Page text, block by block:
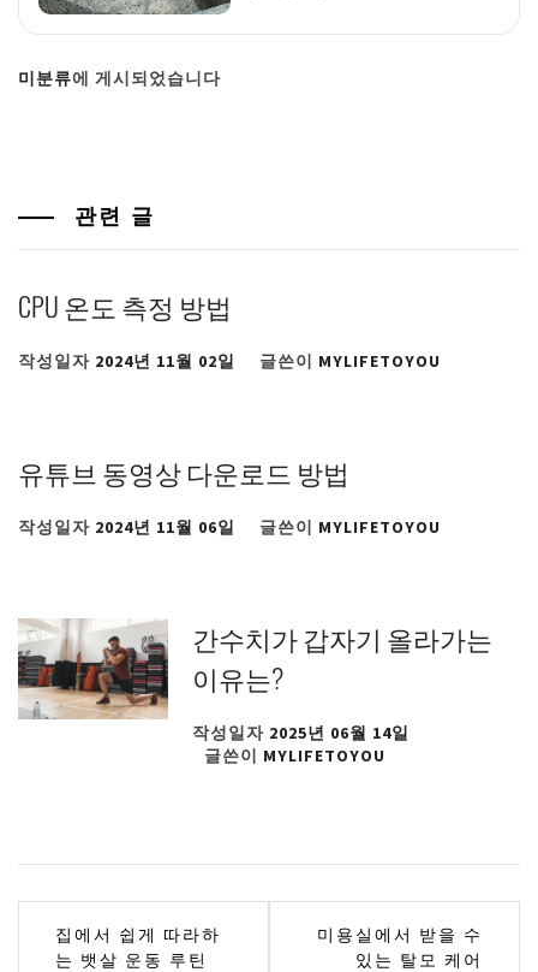
미분류에 게시되었습니다
관련 글
CPU 온도 측정 방법
작성일자 2024년 11월 02일 글쓴이 MYLIFETOYOU
유튜브 동영상 다운로드 방법
작성일자 2024년 11월 06일 글쓴이 MYLIFETOYOU
간수치가 갑자기 올라가는
이유는?
작성일자 2025년 06월 14일
글쓴이 MYLIFETOYOU
집에서 쉽게 따라하
는 뱃살 운동 루틴
미용실에서 받을 수
있는 탈모 케어